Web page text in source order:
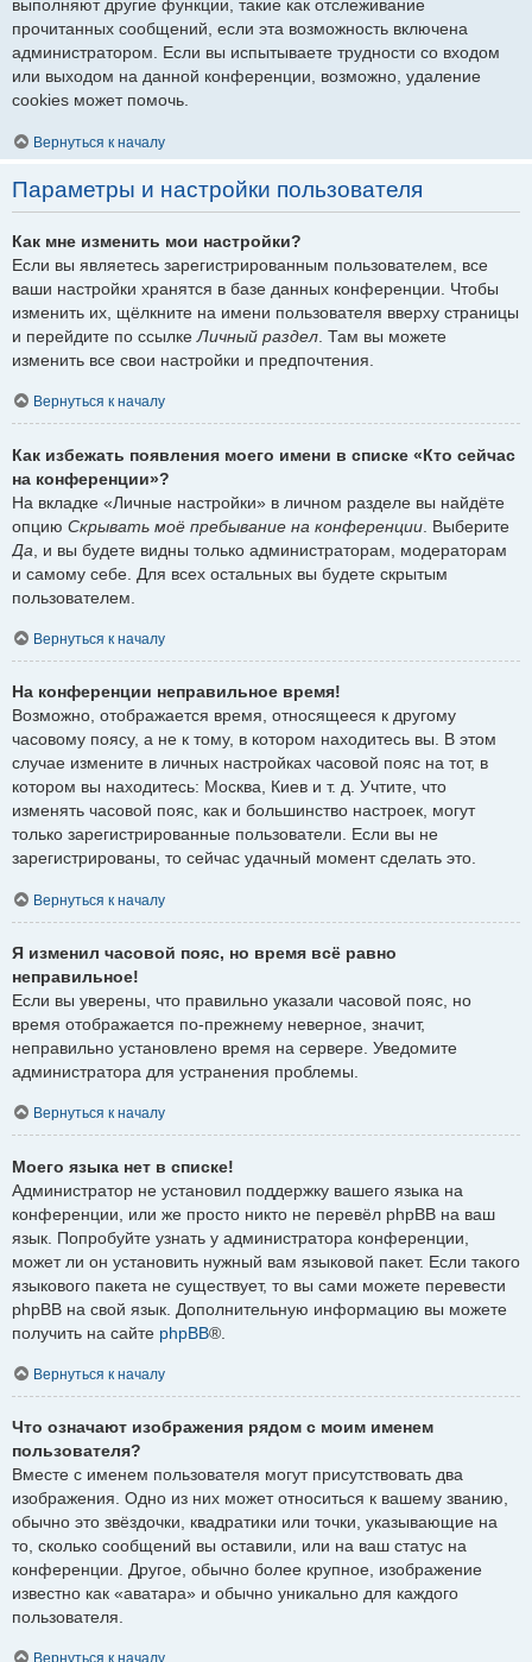
выполняют другие функции, такие как отслеживание
прочитанных сообщений, если эта возможность включена
администратором. Если вы испытываете трудности со входом
или выходом на данной конференции, возможно, удаление
cookies может помочь.
Вернуться к началу
Параметры и настройки пользователя
Как мне изменить мои настройки?
Если вы являетесь зарегистрированным пользователем, все
ваши настройки хранятся в базе данных конференции. Чтобы
изменить их, щёлкните на имени пользователя вверху страницы
и перейдите по ссылкеЛичный раздел. Там вы можете
изменить все свои настройки и предпочтения.
Вернуться к началу
Как избежать появления моего имени в списке «Кто сейчас
на конференции»?
На вкладке «Личные настройки» в личном разделе вы найдёте
опцию Скрывать моё пребывание на конференции . Выберите
Да , и вы будете видны только администраторам, модераторам
и самому себе. Для всех остальных вы будете скрытым
пользователем.
Вернуться к началу
На конференции неправильное время!
Возможно, отображается время, относящееся к другому
часовому поясу, а не к тому, в котором находитесь вы. В этом
случае измените в личных настройках часовой пояс на тот, в
котором вы находитесь: Москва, Киев и т. д. Учтите, что
изменять часовой пояс, как и большинство настроек, могут
только зарегистрированные пользователи. Если вы не
зарегистрированы, то сейчас удачный момент сделать это.
Вернуться к началу
Я изменил часовой пояс, но время всё равно
неправильное!
Если вы уверены, что правильно указали часовой пояс, но
время отображается по-прежнему неверное, значит,
неправильно установлено время на сервере. Уведомите
администратора для устранения проблемы.
Вернуться к началу
Моего языка нет в списке!
Администратор не установил поддержку вашего языка на
конференции, или же просто никто не перевёл phpBB на ваш
язык. Попробуйте узнать у администратора конференции,
может ли он установить нужный вам языковой пакет. Если такого
языкового пакета не существует, то вы сами можете перевести
phpBB на свой язык. Дополнительную информацию вы можете
получить на сайте phpBB®.
Вернуться к началу
Что означают изображения рядом с моим именем
пользователя?
Вместе с именем пользователя могут присутствовать два
изображения. Одно из них может относиться к вашему званию,
обычно это звёздочки, квадратики или точки, указывающие на
то, сколько сообщений вы оставили, или на ваш статус на
конференции. Другое, обычно более крупное, изображение
известно как «аватара» и обычно уникально для каждого
пользователя.